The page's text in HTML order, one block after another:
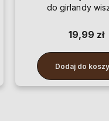
do girlandy
19,99 zł
Dodaj do